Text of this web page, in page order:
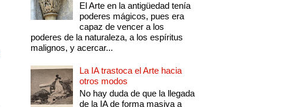
El Arte en la antigüedad tenía
poderes mágicos, pues era
capaz de vencer a los
poderes de la naturaleza, a los espíritus
malignos, y acercar...
La IA trastoca el Arte hacia
otros modos
No hay duda de que la llegada
de la IA de forma masiva a